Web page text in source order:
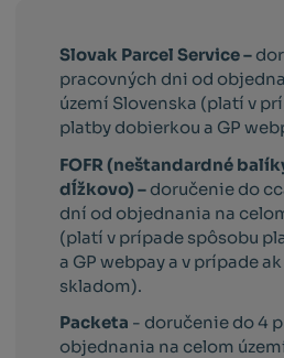
Slovak Parcel Service –
pracovných dni od
území Slovenska (platí v
platby dobierkou a GP
FOFR (neštandardné
dĺžkovo) – doručenie do
dní od objednania na
(platí v prípade spôsobu
a GP webpay a v prípade
skladom).
Packeta - doručenie do 4
objednania na celom